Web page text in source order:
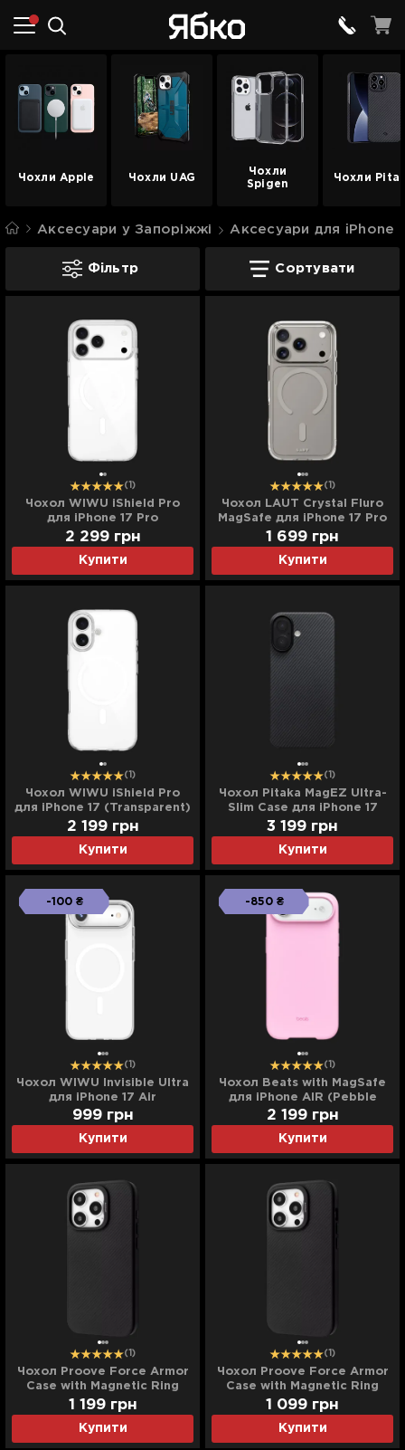
Чохли Apple Чохли UAG
Чохли
Spigen
Чохли
Аксесуари у Запоріжжі Аксесуари для iPhone
Чохли для iPhone у Запоріжжі
Фільтр Сортувати
(1)
Чохол WIWU iShield Pro
для iPhone 17 Pro
(Transparent)
Купити
2 299 грн
(1)
Чохол LAUT Crystal Fluro
MagSafe для iPhone 17 Pro
(Clear Grey)
Купити
1 699 грн
(1)
Чохол WIWU iShield Pro
для iPhone 17 (Transparent)
Купити
2 199 грн
(1)
Чохол Pitaka MagEZ Ultra-
Slim Case для iPhone 17
(Black/Grey)
Купити
3 199 грн
-100 ₴
(1)
Чохол WIWU Invisible Ultra
для iPhone 17 Air
(Transparent)
Купити
999 грн
-850 ₴
(1)
Чохол Beats with MagSafe
для iPhone AIR (Pebble
Pink)
Купити
2 199 грн
(1)
Чохол Proove Force Armor
Case with Magnetic Ring
iPhone 16 Pro Max (Black)
Купити
1 199 грн
(1)
Чохол Proove Force Armor
Case with Magnetic Ring
iPhone 16 Pro (Black)
Купити
1 099 грн